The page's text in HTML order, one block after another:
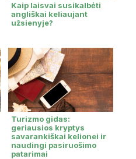
Kaip laisvai susikalbėti
angliškai keliaujant
užsienyje?
Turizmo gidas:
geriausios kryptys
savarankiškai kelionei ir
naudingi pasiruošimo
patarimai